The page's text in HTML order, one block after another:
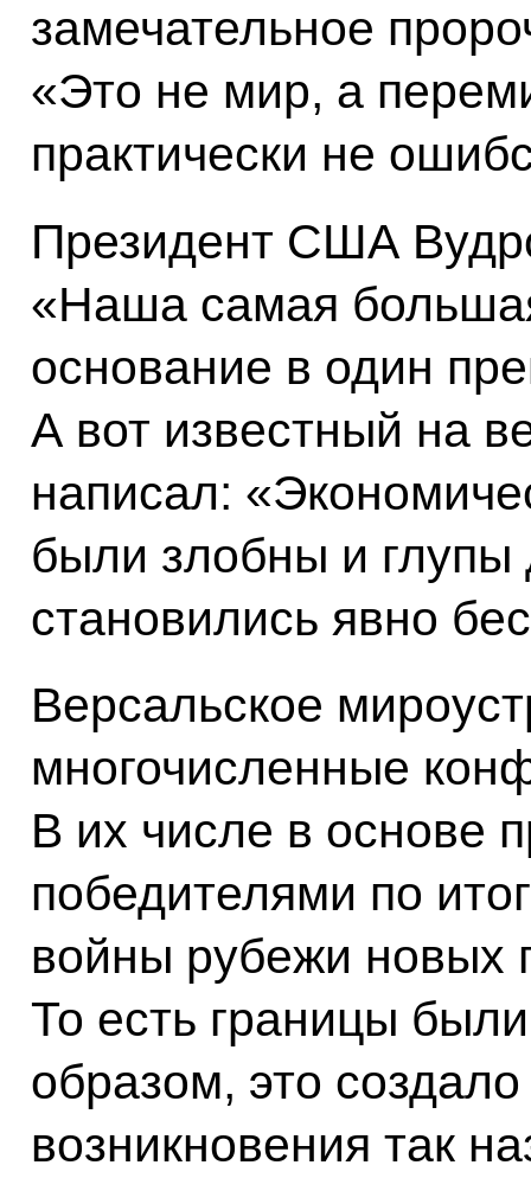
замечательное
«Это не мир, а
практически не
Президент США
«Наша самая
основание в один
А вот известный на
написал:
были злобны и глупы
становились явно
Версальское
многочисленные
В их числе в основе
победителями по
войны рубежи новых
То есть границы
образом, это
возникновения так